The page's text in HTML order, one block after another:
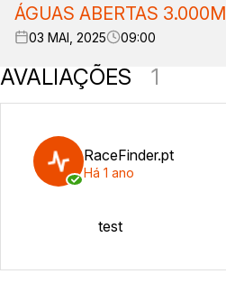
ÁGUAS ABERTAS 3.000M
03 MAI, 2025 09:00
AVALIAÇÕES 1
RaceFinder.pt
Há 1 ano
test